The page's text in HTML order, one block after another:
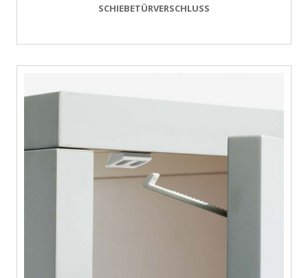
SCHIEBETÜRVERSCHLUSS